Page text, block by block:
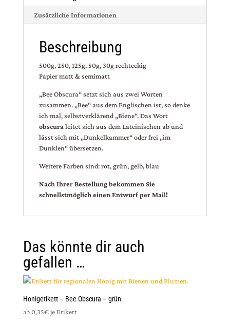
Zusätzliche Informationen
Beschreibung
500g, 250, 125g, 50g, 30g rechteckig
Papier matt & semimatt
„Bee Obscura“ setzt sich aus zwei Worten
zusammen. „Bee“ aus dem Englischen ist, so denke
ich mal, selbstverklärend „Biene“. Das Wort
obscura leitet sich aus dem Lateinischen ab und
lässt sich mit „Dunkelkammer“ oder frei „im
Dunklen“ übersetzen.
Weitere Farben sind: rot, grün, gelb, blau
Nach Ihrer Bestellung bekommen Sie
schnellstmöglich einen Entwurf per Mail!
Das könnte dir auch
gefallen …
Honigetikett – Bee Obscura – grün
ab 0,35€ je Etikett